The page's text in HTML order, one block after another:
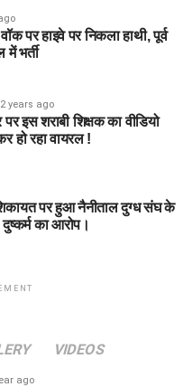
पर हाइवे पर निकला हाथी, पूर्व
भर्ती
2 years ago
इस शराबी शिक्षक का वीडियो
हो रहा वायरल !
पर हुआ नैनीताल दुग्ध संघ के
का आरोप।
VIDEOS
ago